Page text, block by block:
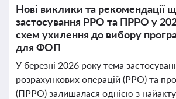
Нові виклики та рекомендації
застосування РРО та ПРРО у
схем ухилення до вибору
для ФОП
У березні 2026 року тема
розрахункових операцій (РРО) та
(ПРРО) залишалася однією з